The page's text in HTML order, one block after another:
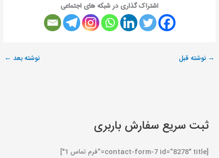
اشتراک گذاری در شبکه های اجتماعی
→ نوشته قبل نوشته بعد ←
ثبت سریع سفارش باربری
[contact-form-7 id=”8278″ title=”فرم تماس 1″]